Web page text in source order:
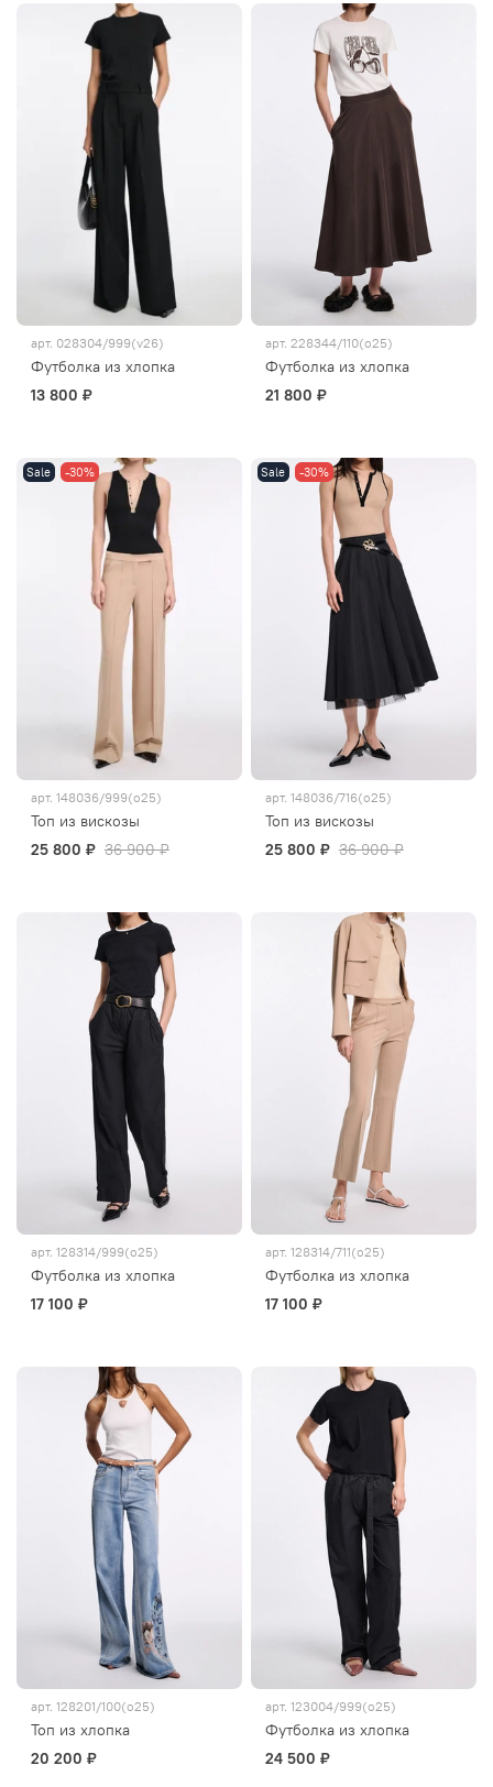
арт. 028304/999(v26)
Футболка из хлопка
13 800 ₽
арт. 228344/110(о25)
Футболка из хлопка
21 800 ₽
Sale -30%
арт. 148036/999(о25)
Топ из вискозы
25 800 ₽ 36 900 ₽
Sale -30%
арт. 148036/716(о25)
Топ из вискозы
25 800 ₽ 36 900 ₽
арт. 128314/999(о25)
Футболка из хлопка
17 100 ₽
арт. 128314/711(о25)
Футболка из хлопка
17 100 ₽
арт. 128201/100(о25)
Топ из хлопка
20 200 ₽
арт. 123004/999(о25)
Футболка из хлопка
24 500 ₽